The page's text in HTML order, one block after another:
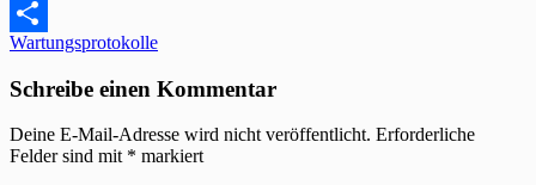
WhatsApp
Teilen
Beitragsnavigation
Wartungsprotokolle
Schreibe einen Kommentar
Deine E-Mail-Adresse wird nicht veröffentlicht. Erforderliche
Felder sind mit * markiert